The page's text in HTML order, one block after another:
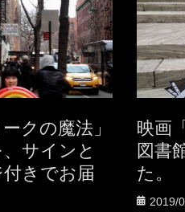
クの魔法」
サインと
きでお届
映画
図書
た。
投 2019/